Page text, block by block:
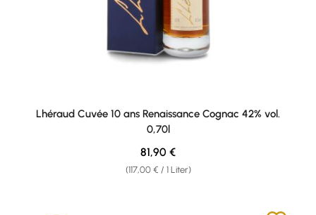
Lhéraud Cuvée 10 ans Renaissance Cognac 42% vol.
0,70l
(117,00 € / 1 Liter)
Regulärer Preis:
81,90 €